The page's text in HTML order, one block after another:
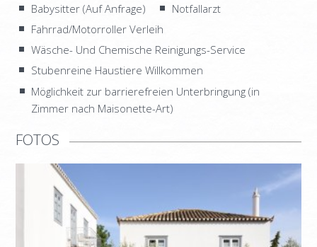
RESTAURANTS & BARS
AKTIVITÄTEN
ANREISE
INFORMATION
Babysitter (Auf Anfrage)
Notfallarzt
Fahrrad/Motorroller Verleih
Wäsche- Und Chemische Reinigungs-Service
Stubenreine Haustiere Willkommen
Möglichkeit zur barrierefreien Unterbringung (in
Zimmer nach Maisonette-Art)
FOTOS